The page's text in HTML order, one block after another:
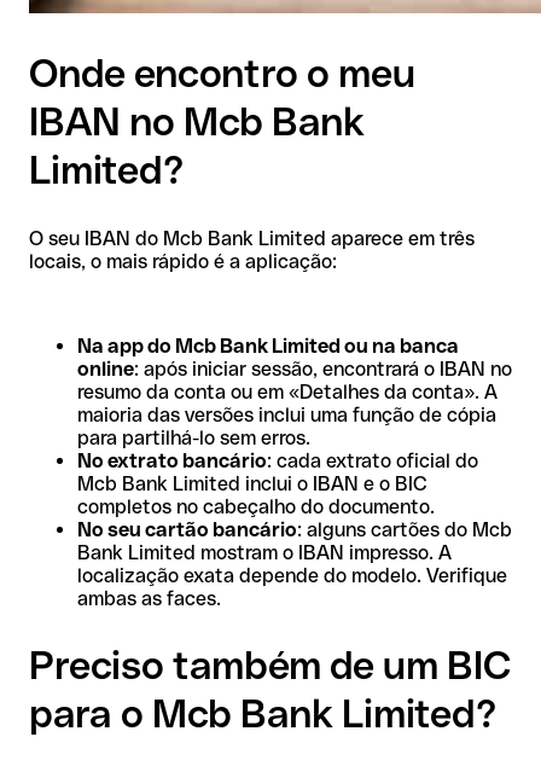
Onde encontro o meu
IBAN no Mcb Bank
Limited?
O seu IBAN do Mcb Bank Limited aparece em três
locais, o mais rápido é a aplicação:
Na app do Mcb Bank Limited ou na banca
online: após iniciar sessão, encontrará o IBAN no
resumo da conta ou em «Detalhes da conta». A
maioria das versões inclui uma função de cópia
para partilhá-lo sem erros.
No extrato bancário: cada extrato oficial do
Mcb Bank Limited inclui o IBAN e o BIC
completos no cabeçalho do documento.
No seu cartão bancário: alguns cartões do Mcb
Bank Limited mostram o IBAN impresso. A
localização exata depende do modelo. Verifique
ambas as faces.
Preciso também de um BIC
para o Mcb Bank Limited?